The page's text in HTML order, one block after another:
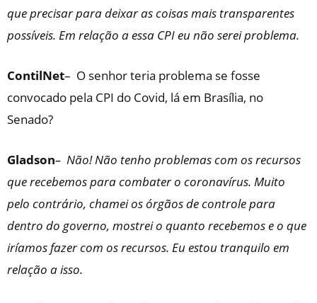
que precisar para deixar as coisas mais transparentes
possíveis. Em relação a essa CPI eu não serei problema.
ContilNet– O senhor teria problema se fosse
convocado pela CPI do Covid, lá em Brasília, no
Senado?
Gladson– Não! Não tenho problemas com os recursos
que recebemos para combater o coronavírus. Muito
pelo contrário, chamei os órgãos de controle para
dentro do governo, mostrei o quanto recebemos e o que
iríamos fazer com os recursos. Eu estou tranquilo em
relação a isso.